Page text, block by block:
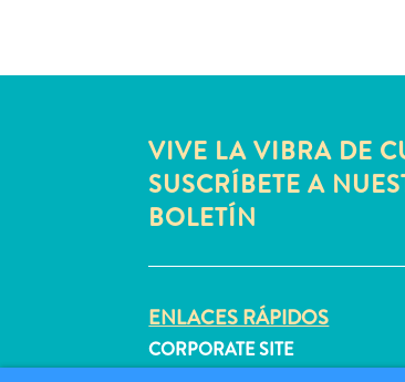
VIVE LA VIBRA DE
SUSCRÍBETE A
BOLETÍN
ENLACES RÁPIDOS
CORPORATE SITE